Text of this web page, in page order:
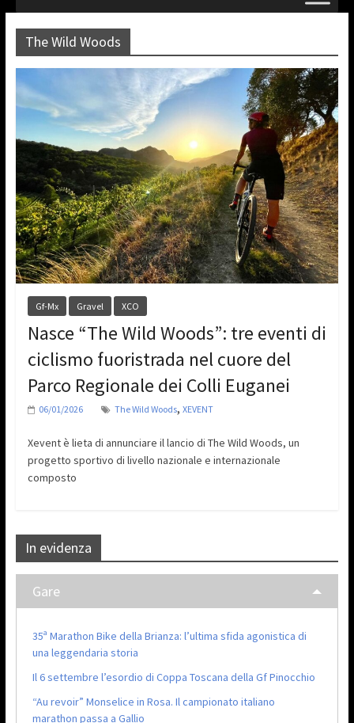
The Wild Woods
Gf-Mx Gravel XCO
Nasce “The Wild Woods”: tre eventi di
ciclismo fuoristrada nel cuore del
Parco Regionale dei Colli Euganei
06/01/2026 The Wild Woods, XEVENT
Xevent è lieta di annunciare il lancio di The Wild Woods, un
progetto sportivo di livello nazionale e internazionale
composto
In evidenza
Gare
35ª Marathon Bike della Brianza: l’ultima sfida agonistica di
una leggendaria storia
Il 6 settembre l’esordio di Coppa Toscana della Gf Pinocchio
“Au revoir” Monselice in Rosa. Il campionato italiano
marathon passa a Gallio